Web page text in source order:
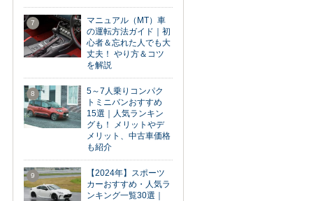
7
マニュアル（MT）車
の運転方法ガイド｜初
心者＆忘れた人でも大
丈夫！ やり方＆コツ
を解説
8
5～7人乗りコンパク
トミニバンおすすめ
15選｜人気ランキン
グも！ メリットやデ
メリット、中古車価格
も紹介
9
【2024年】スポーツ
カーおすすめ・人気ラ
ンキング一覧30選｜